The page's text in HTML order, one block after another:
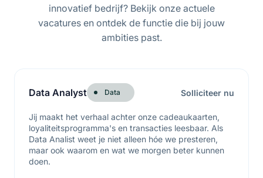
innovatief bedrijf? Bekijk onze actuele
vacatures en ontdek de functie die bij jouw
ambities past.
Data Analyst Data Solliciteer nu
Jij maakt het verhaal achter onze cadeaukaarten,
loyaliteitsprogramma's en transacties leesbaar. Als
Data Analist weet je niet alleen hóe we presteren,
maar ook waarom en wat we morgen beter kunnen
doen.